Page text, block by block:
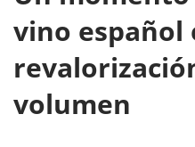
vino español
volumen